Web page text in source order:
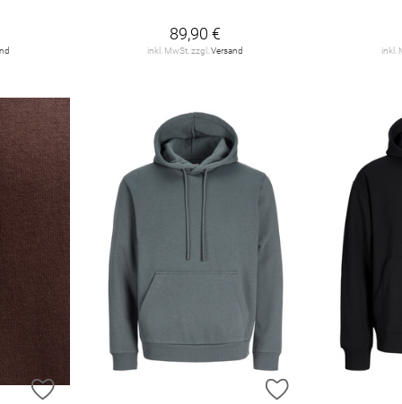
89,90 €
inkl. MwSt. zzgl.Versand inkl.
ZUR WUNSCHLISTE HINZUFÜGEN ZUR